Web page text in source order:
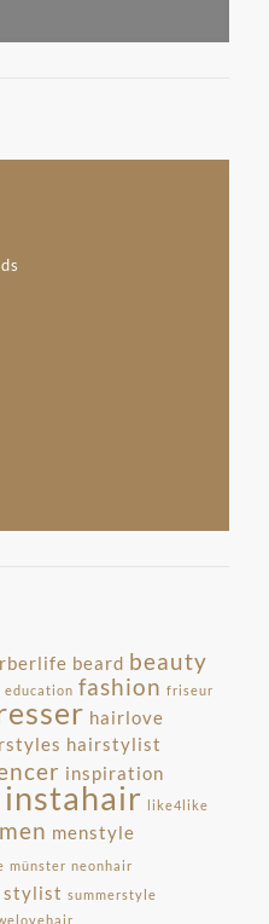
beard beauty
education fashion friseur
hairlove
hairstylist
inspiration
instahair like4like
men menstyle
münster neonhair
stylist summerstyle